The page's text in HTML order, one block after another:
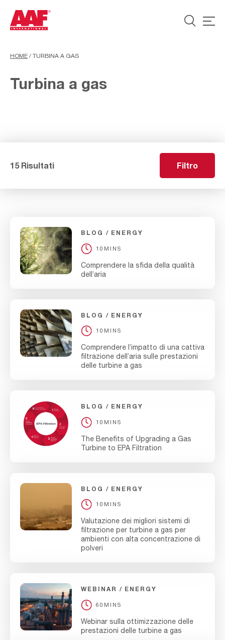
HOME / TURBINA A GAS
Turbina a gas
15 Risultati Filtro
BLOG ENERGY
10MINS
Comprendere la sfida della qualità
dell’aria
BLOG ENERGY
10MINS
Comprendere l’impatto di una cattiva
filtrazione dell’aria sulle prestazioni
delle turbine a gas
BLOG ENERGY
10MINS
The Benefits of Upgrading a Gas
Turbine to EPA Filtration
BLOG ENERGY
10MINS
Valutazione dei migliori sistemi di
filtrazione per turbine a gas per
ambienti con alta concentrazione di
polveri
WEBINAR ENERGY
60MINS
Webinar sulla ottimizzazione delle
prestazioni delle turbine a gas